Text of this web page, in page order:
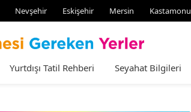
Nevşehir Eskişehir Mersin Kastamonu
Yurtdışı Tatil Rehberi Seyahat Bilgileri